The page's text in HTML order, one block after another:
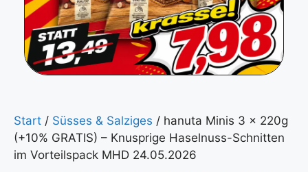
Start / Süsses & Salziges / hanuta Minis 3 x 220g
(+10% GRATIS) – Knusprige Haselnuss-Schnitten
im Vorteilspack MHD 24.05.2026